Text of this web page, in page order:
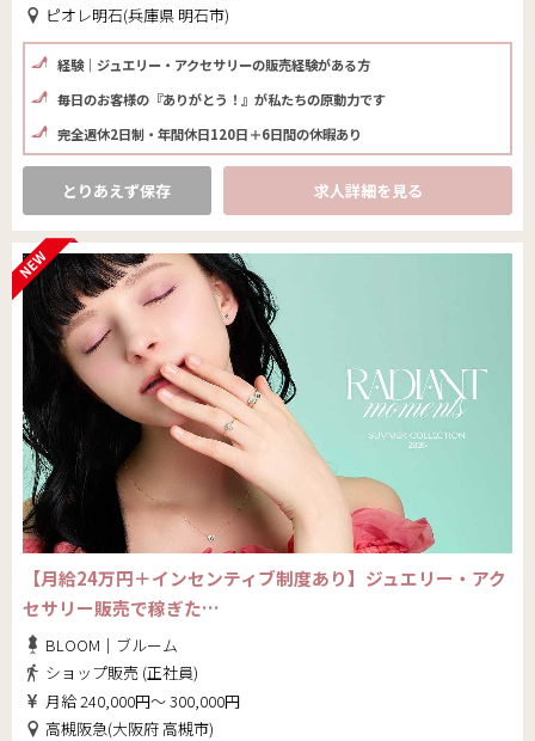
ピオレ明石(兵庫県 明石市)
経験｜ジュエリー・アクセサリーの販売経験がある方
毎日のお客様の『ありがとう！』が私たちの原動力です
完全週休2日制・年間休日120日＋6日間の休暇あり
とりあえず保存 求人詳細を見る
【月給24万円＋インセンティブ制度あり】ジュエリー・アク
セサリー販売で稼ぎた…
BLOOM｜ブルーム
ショップ販売 (正社員)
月給 240,000円～ 300,000円
高槻阪急(大阪府 高槻市)